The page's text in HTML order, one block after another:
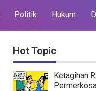
Politik Hukum
Hot Topic
Ketagihan